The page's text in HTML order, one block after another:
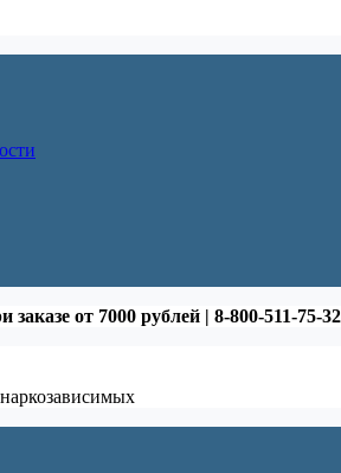
заказе от 7000 рублей | 8-800-511-